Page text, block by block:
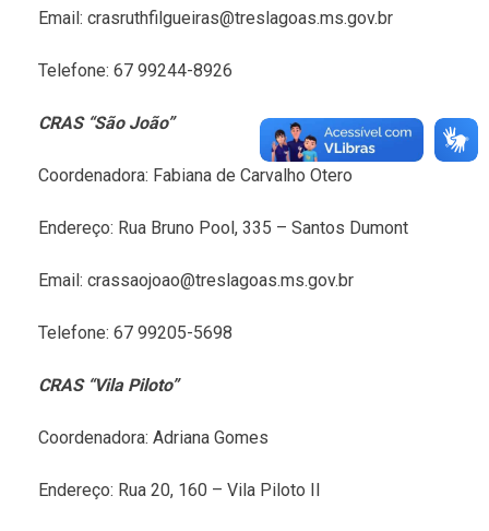
Email: crasruthfilgueiras@treslagoas.ms.gov.br
Telefone: 67 99244-8926
CRAS “São João”
Coordenadora: Fabiana de Carvalho Otero
Endereço: Rua Bruno Pool, 335 – Santos Dumont
Email: crassaojoao@treslagoas.ms.gov.br
Telefone: 67 99205-5698
CRAS “Vila Piloto”
Coordenadora: Adriana Gomes
Endereço: Rua 20, 160 – Vila Piloto II